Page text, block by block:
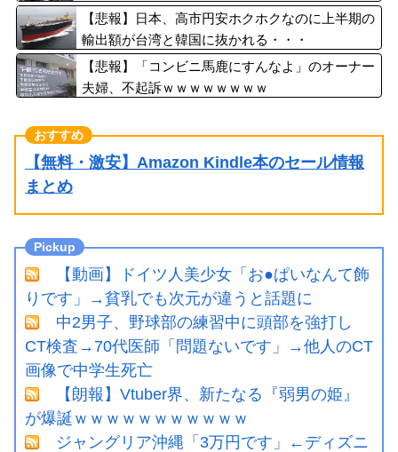
【悲報】日本、高市円安ホクホクなのに上半期の
輸出額が台湾と韓国に抜かれる・・・
【悲報】「コンビニ馬鹿にすんなよ」のオーナー
夫婦、不起訴ｗｗｗｗｗｗｗｗ
【無料・激安】Amazon Kindle本のセール情報
まとめ
【動画】ドイツ人美少女「お●ぱいなんて飾
りです」→貧乳でも次元が違うと話題に
中2男子、野球部の練習中に頭部を強打し
CT検査→70代医師「問題ないです」→他人のCT
画像で中学生死亡
【朗報】Vtuber界、新たなる『弱男の姫』
が爆誕ｗｗｗｗｗｗｗｗｗｗｗ
ジャングリア沖縄「3万円です」←ディズニ